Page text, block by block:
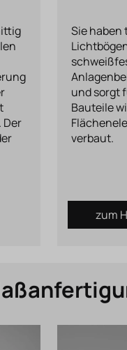
Der
Sie haben
und sorgt
Bauteile
verbaut.
zum